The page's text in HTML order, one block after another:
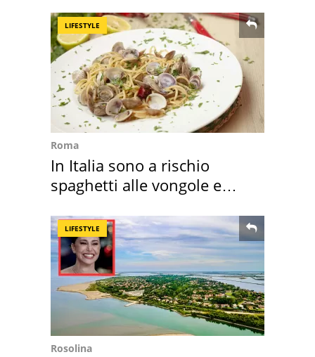
LIFESTYLE
Roma
In Italia sono a rischio
spaghetti alle vongole e
LIFESTYLE
Rosolina